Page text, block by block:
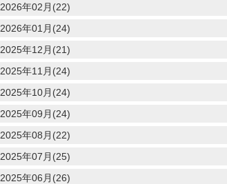
2026年02月(22)
2026年01月(24)
2025年12月(21)
2025年11月(24)
2025年10月(24)
2025年09月(24)
2025年08月(22)
2025年07月(25)
2025年06月(26)